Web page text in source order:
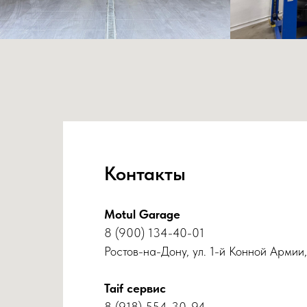
Контакты
Motul Garage
8 (900) 134-40-01
Ростов-на-Дону, ул. 1-й Конной
Taif сервис